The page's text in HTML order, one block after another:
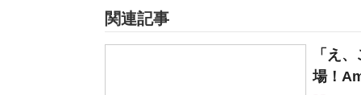
関連記事
「え
場！